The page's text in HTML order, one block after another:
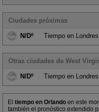
Ciudades próximas
N/Dº Tiempo en Londres
Otras ciudades de West
N/Dº Tiempo en Londres
El tiempo en Orlando en este
también el pronóstico extendido